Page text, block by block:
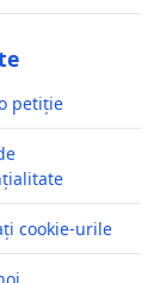
petiție
cookie-urile